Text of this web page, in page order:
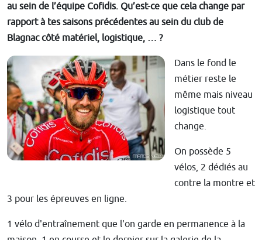
au sein de l’équipe Cofidis. Qu’est-ce que cela change par
rapport à tes saisons précédentes au sein du club de
Blagnac côté matériel, logistique, … ?
Dans le fond le
métier reste le
même mais niveau
logistique tout
change.
On possède 5
vélos, 2 dédiés au
contre la montre et
3 pour les épreuves en ligne.
1 vélo d'entraînement que l'on garde en permanence à la